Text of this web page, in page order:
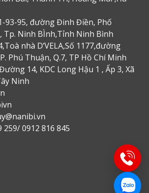
93-95, đường Đinh Điền, Phố
Tp. Ninh BÌnh,Tỉnh Ninh Bình
nhà D’VELA,Số 1177,đường
Phú Thuận, Q.7, TP Hồ Chí Minh
14, KDC Long Hậu 1 , Ấp 3, Xã
Ninh
259/ 0912 816 845